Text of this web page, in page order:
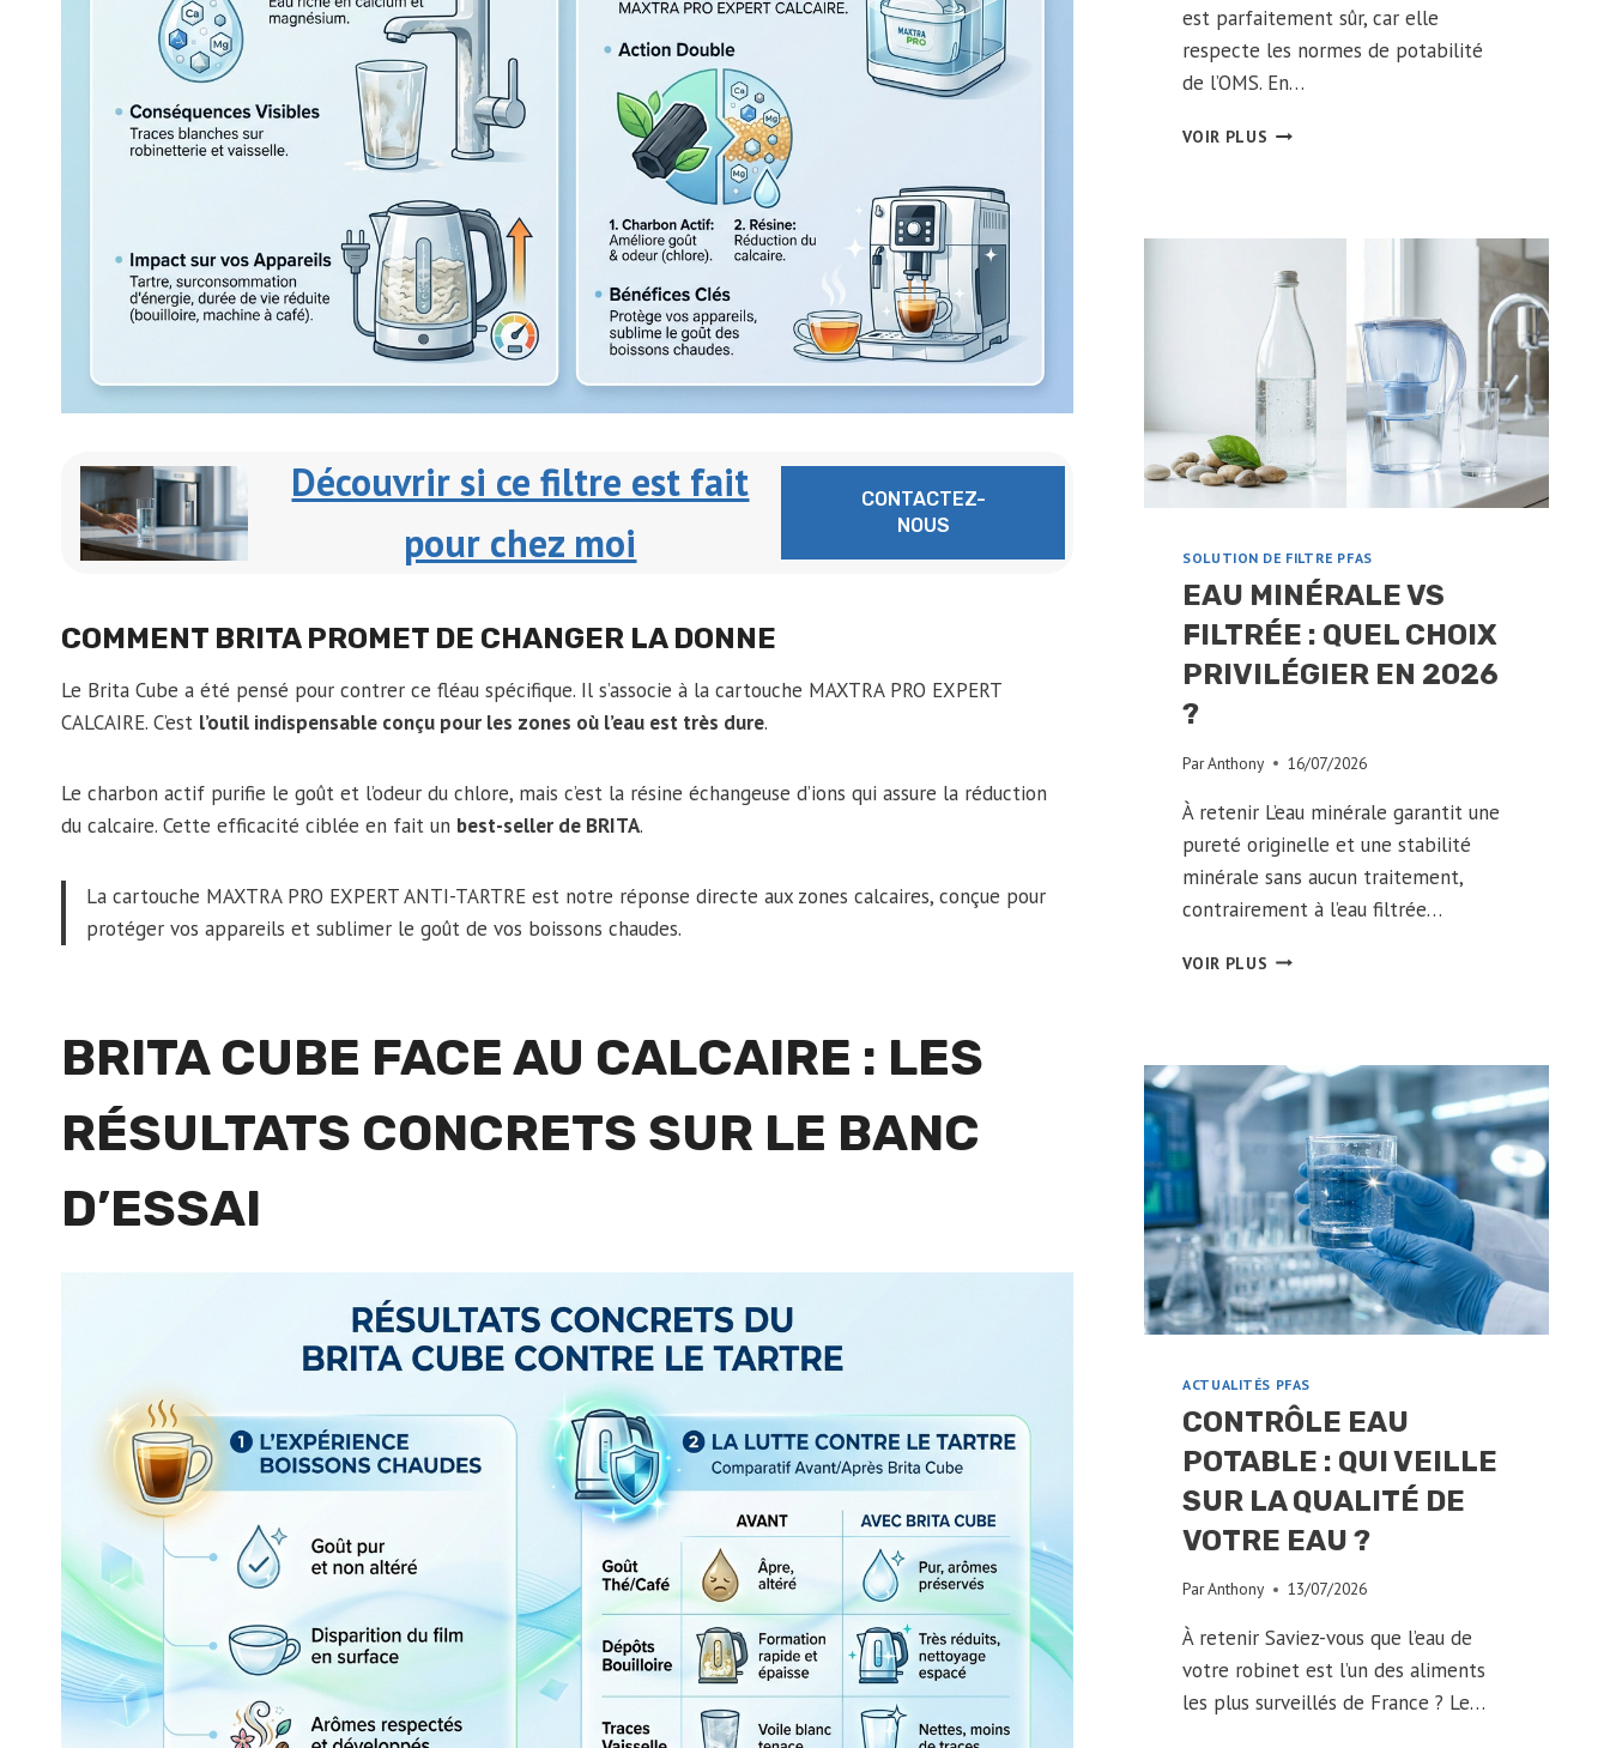
Découvrir si ce filtre est fait
pour chez moi
CONTACTEZ-
NOUS
COMMENT BRITA PROMET DE CHANGER LA DONNE
Le Brita Cube a été pensé pour contrer ce fléau spécifique. Il s’associe à la cartouche MAXTRA PRO EXPERT
CALCAIRE. C’est l’outil indispensable conçu pour les zones où l’eau est très dure.
Le charbon actif purifie le goût et l’odeur du chlore, mais c’est la résine échangeuse d’ions qui assure la réduction
du calcaire. Cette efficacité ciblée en fait un best-seller de BRITA.
La cartouche MAXTRA PRO EXPERT ANTI-TARTRE est notre réponse directe aux zones calcaires, conçue pour
protéger vos appareils et sublimer le goût de vos boissons chaudes.
BRITA CUBE FACE AU CALCAIRE : LES
RÉSULTATS CONCRETS SUR LE BANC
D’ESSAI
est parfaitement sûr, car elle
respecte les normes de potabilité
de l’OMS. En…
VOIR PLUS PEUT-
?
CE
QU’IL
SAVOIR
SOLUTION DE FILTRE PFAS
EAU MINÉRALE VS
FILTRÉE : QUEL CHOIX
PRIVILÉGIER EN 2026
?
ParAnthony 16/07/2026
À retenir L’eau minérale garantit une
pureté originelle et une stabilité
minérale sans aucun traitement,
contrairement à l’eau filtrée…
VOIR PLUS EAU
QUEL
CHOIX
PRIVILÉGIER
2026
?
ACTUALITÉS PFAS
CONTRÔLE EAU
POTABLE : QUI VEILLE
SUR LA QUALITÉ DE
VOTRE EAU ?
ParAnthony 13/07/2026
À retenir Saviez-vous que l’eau de
votre robinet est l’un des aliments
les plus surveillés de France ? Le…